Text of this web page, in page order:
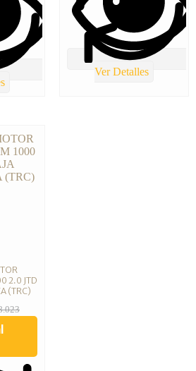
Ver Detalles
2.0 JTD
(TRC)